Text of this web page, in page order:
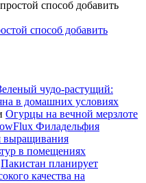
способ добавить
чудо-растущий:
в домашних условиях
Огурцы на вечной мерзлоте
Филадельфия
выращивания
в помещениях
Пакистан планирует
качества на